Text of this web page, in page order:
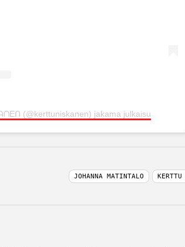
(@kerttuniskanen) jakama julkaisu
JOHANNA MATINTALO